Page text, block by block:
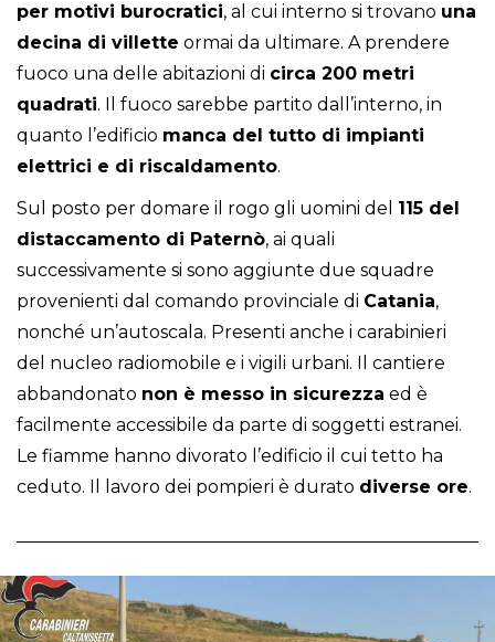
per motivi burocratici, al cui interno si trovano una
decina di villette ormai da ultimare. A prendere
fuoco una delle abitazioni di circa 200 metri
quadrati. Il fuoco sarebbe partito dall’interno, in
quanto l’edificio manca del tutto di impianti
elettrici e di riscaldamento.
Sul posto per domare il rogo gli uomini del 115 del
distaccamento di Paternò, ai quali
successivamente si sono aggiunte due squadre
provenienti dal comando provinciale di Catania,
nonché un’autoscala. Presenti anche i carabinieri
del nucleo radiomobile e i vigili urbani. Il cantiere
abbandonato non è messo in sicurezza ed è
facilmente accessibile da parte di soggetti estranei.
Le fiamme hanno divorato l’edificio il cui tetto ha
ceduto. Il lavoro dei pompieri è durato diverse ore.